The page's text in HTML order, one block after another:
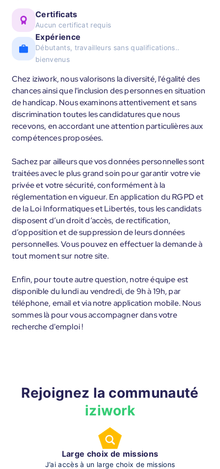
Certificats
Aucun certificat requis
Expérience
Débutants, travailleurs sans qualifications..
bienvenus
Chez iziwork, nous valorisons la diversité, l'égalité des
chances ainsi que l'inclusion des personnes en situation
de handicap. Nous examinons attentivement et sans
discrimination toutes les candidatures que nous
recevons, en accordant une attention particulières aux
compétences proposées.
Sachez par ailleurs que vos données personnelles sont
traitées avec le plus grand soin pour garantir votre vie
privée et votre sécurité, conformément à la
réglementation en vigueur. En application du RGPD et
de la Loi Informatiques et Libertés, tous les candidats
disposent d’un droit d’accès, de rectification,
d’opposition et de suppression de leurs données
personnelles. Vous pouvez en effectuer la demande à
tout moment sur notre site.
Enfin, pour toute autre question, notre équipe est
disponible du lundi au vendredi, de 9h à 19h, par
téléphone, email et via notre application mobile. Nous
sommes là pour vous accompagner dans votre
recherche d'emploi !
Rejoignez la communauté
iziwork
Large choix de missions
J’ai accès à un large choix de missions